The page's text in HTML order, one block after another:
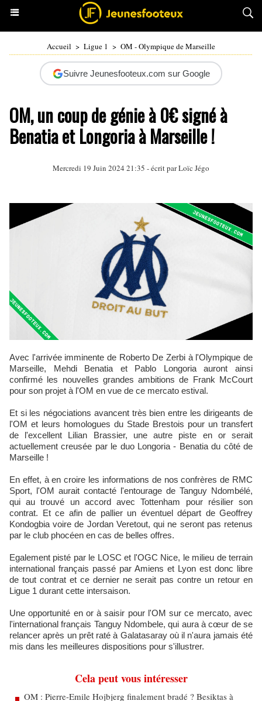
Accueil > Ligue 1 > OM - Olympique de Marseille
Suivre Jeunesfooteux.com sur Google
OM, un coup de génie à 0€ signé à
Benatia et Longoria à Marseille !
Mercredi 19 Juin 2024 21:35 - écrit parLoïc Jégo
Avec l'arrivée imminente de Roberto De Zerbi à l'Olympique de
Marseille, Mehdi Benatia et Pablo Longoria auront ainsi
confirmé les nouvelles grandes ambitions de Frank McCourt
pour son projet à l'OM en vue de ce mercato estival.
Et si les négociations avancent très bien entre les dirigeants de
l'OM et leurs homologues du Stade Brestois pour un transfert
de l'excellent Lilian Brassier, une autre piste en or serait
actuellement creusée par le duo Longoria - Benatia du côté de
Marseille !
En effet, à en croire les informations de nos confrères de RMC
Sport, l'OM aurait contacté l'entourage de Tanguy Ndombélé,
qui au trouvé un accord avec Tottenham pour résilier son
contrat. Et ce afin de pallier un éventuel départ de Geoffrey
Kondogbia voire de Jordan Veretout, qui ne seront pas retenus
par le club phocéen en cas de belles offres.
Egalement pisté par le LOSC et l'OGC Nice, le milieu de terrain
international français passé par Amiens et Lyon est donc libre
de tout contrat et ce dernier ne serait pas contre un retour en
Ligue 1 durant cette intersaison.
Une opportunité en or à saisir pour l'OM sur ce mercato, avec
l'international français Tanguy Ndombele, qui aura à cœur de se
relancer après un prêt raté à Galatasaray où il n'aura jamais été
mis dans les meilleures dispositions pour s'illustrer.
Cela peut vous intéresser
OM : Pierre-Emile Hojbjerg finalement bradé ? Besiktas à